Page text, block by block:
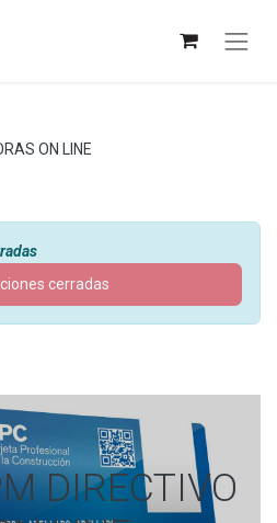
ON LINE
cerradas
DIRECTIVO